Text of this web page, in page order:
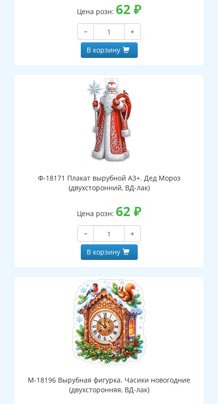
Цена розн: 62 ₽
−
+
В корзину
Ф-18171 Плакат вырубной А3+. Дед Мороз
(двухсторонний, ВД-лак)
Цена розн: 62 ₽
−
+
В корзину
М-18196 Вырубная фигурка. Часики новогодние
(двухсторонняя, ВД-лак)